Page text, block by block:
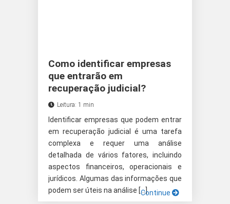
Como identificar empresas
que entrarão em
recuperação judicial?
Leitura: 1 min
Identificar empresas que podem entrar
em recuperação judicial é uma tarefa
complexa e requer uma análise
detalhada de vários fatores, incluindo
aspectos financeiros, operacionais e
jurídicos. Algumas das informações que
podem ser úteis na análise […]Continue